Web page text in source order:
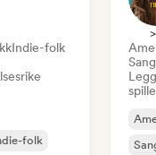
Indie-folk
folk